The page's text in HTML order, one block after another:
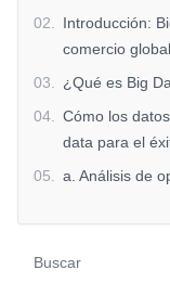
02. Introducción:
comercio global
03. ¿Qué es Big
04. Cómo los
data para el
05. a. Análisis de